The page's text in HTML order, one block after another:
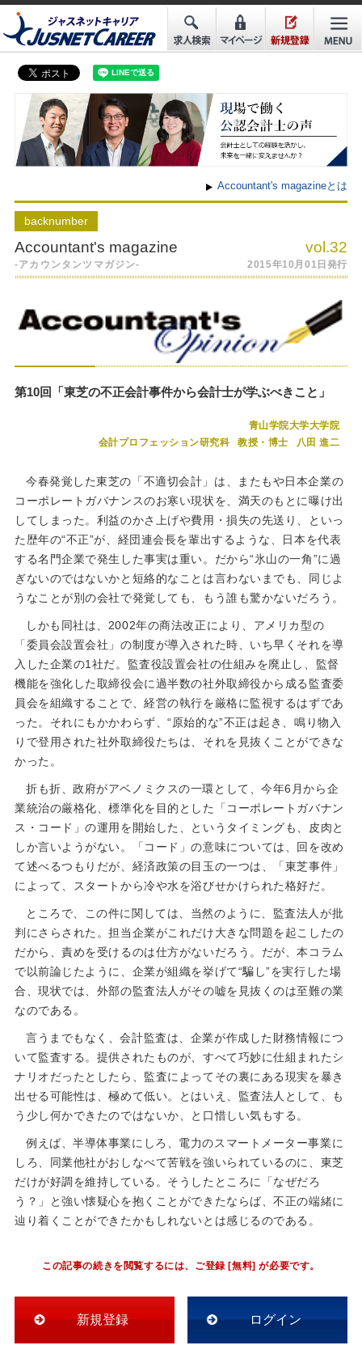
Accountant's magazineとは
backnumber
Accountant's magazine vol.32
-アカウンタンツマガジン- 2015年10月01日発行
第10回「東芝の不正会計事件から会計士が学ぶべきこと」
青山学院大学大学院
会計プロフェッション研究科
教授・博士 八田 進二
今春発覚した東芝の「不適切会計」は、またもや日本企業の
コーポレートガバナンスのお寒い現状を、満天のもとに曝け出
してしまった。利益のかさ上げや費用・損失の先送り、といっ
た歴年の“不正”が、経団連会長を輩出するような、日本を代表
する名門企業で発生した事実は重い。だから“氷山の一角”に過
ぎないのではないかと短絡的なことは言わないまでも、同じよ
うなことが別の会社で発覚しても、もう誰も驚かないだろう。
しかも同社は、2002年の商法改正により、アメリカ型の
「委員会設置会社」の制度が導入された時、いち早くそれを導
入した企業の1社だ。監査役設置会社の仕組みを廃止し、監督
機能を強化した取締役会に過半数の社外取締役から成る監査委
員会を組織することで、経営の執行を厳格に監視するはずであ
った。それにもかかわらず、“原始的な”不正は起き、鳴り物入
りで登用された社外取締役たちは、それを見抜くことができな
かった。
折も折、政府がアベノミクスの一環として、今年6月から企
業統治の厳格化、標準化を目的とした「コーポレートガバナン
ス・コード」の運用を開始した、というタイミングも、皮肉と
しか言いようがない。「コード」の意味については、回を改め
て述べるつもりだが、経済政策の目玉の一つは、「東芝事件」
によって、スタートから冷や水を浴びせかけられた格好だ。
ところで、この件に関しては、当然のように、監査法人が批
判にさらされた。担当企業がこれだけ大きな問題を起こしたの
だから、責めを受けるのは仕方がないだろう。だが、本コラム
で以前論じたように、企業が組織を挙げて“騙し”を実行した場
合、現状では、外部の監査法人がその嘘を見抜くのは至難の業
なのである。
言うまでもなく、会計監査は、企業が作成した財務情報につ
いて監査する。提供されたものが、すべて巧妙に仕組まれたシ
ナリオだったとしたら、監査によってその裏にある現実を暴き
出せる可能性は、極めて低い。とはいえ、監査法人として、も
う少し何かできたのではないか、と口惜しい気もする。
例えば、半導体事業にしろ、電力のスマートメーター事業に
しろ、同業他社がおしなべて苦戦を強いられているのに、東芝
だけが好調を維持している。そうしたところに「なぜだろ
う？」と強い懐疑心を抱くことができたならば、不正の端緒に
辿り着くことができたかもしれないとは感じるのである。
この記事の続きを閲覧するには、ご登録 [無料] が必要です。
新規登録 ログイン